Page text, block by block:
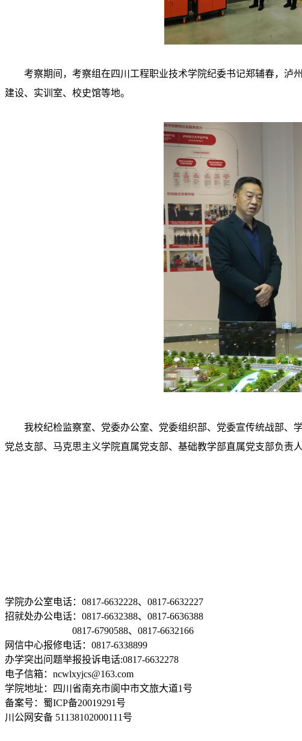
考察期间，考察组在四川工程职业技术学院纪委书记郑辅春，泸
建设、实训室、校史馆等地。
我校纪检监察室、党委办公室、党委组织部、党委宣传统战部、
党总支部、马克思主义学院直属党支部、基础教学部直属党支部负责
学院办公室电话：0817-6632228、0817-6632227
招就处办公电话：0817-6632388、0817-6636388
0817-6790588、0817-6632166
网信中心报修电话：0817-6338899
办学突出问题举报投诉电话:0817-6632278
电子信箱：ncwlxyjcs@163.com
学院地址：四川省南充市阆中市文旅大道1号
备案号：蜀ICP备20019291号
川公网安备 51138102000111号